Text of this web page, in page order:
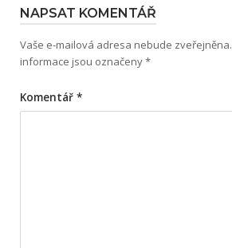
NAPSAT KOMENTÁŘ
Vaše e-mailová adresa nebude zveřejněna.
informace jsou označeny*
Komentář *